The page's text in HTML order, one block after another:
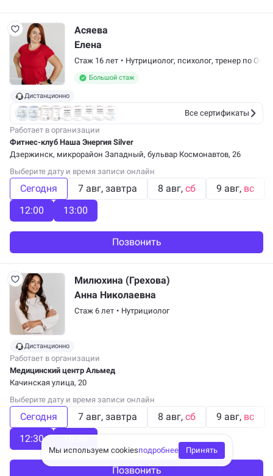
Асяева
Елена
Стаж 16 лет • Нутрициолог, психолог, тренер по
Большой стаж
Дистанционно
Все сертификаты
Работает в организации
Фитнес-клуб Наша Энергия Silver
Дзержинск, микрорайон Западный, бульвар Космонавтов, 26
Выберите дату и время записи онлайн
Сегодня 7 авг завтра 8 авг сб 9 авг вс
12:00
13:00
Позвонить
Милюхина (Грехова)
Анна Николаевна
Стаж 6 лет • Нутрициолог
Дистанционно
Работает в организации
Медицинский центр Альмед
Качинская улица, 20
Выберите дату и время записи онлайн
Сегодня 7 авг завтра 8 авг сб 9 авг вс
12:30
16:30
Позвонить
Мы используем cookiesподробнее Принять